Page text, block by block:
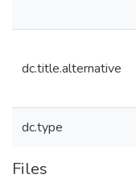
dc.title.alternative
dc.type
Files